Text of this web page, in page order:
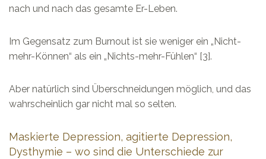
nach und nach das gesamte Er-Leben.
Im Gegensatz zum Burnout ist sie weniger ein „Nicht-
mehr-Können“ als ein „Nichts-mehr-Fühlen“ [3].
Aber natürlich sind Überschneidungen möglich, und das
wahrscheinlich gar nicht mal so selten.
Maskierte Depression, agitierte Depression,
Dysthymie – wo sind die Unterschiede zur